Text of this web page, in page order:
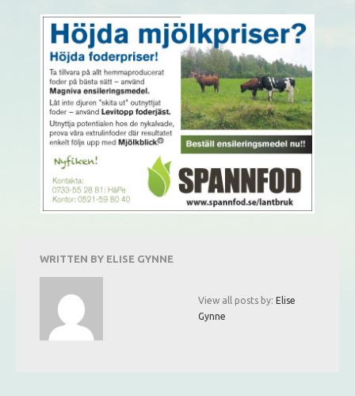
WRITTEN BY ELISE GYNNE
View all posts by: Elise
Gynne